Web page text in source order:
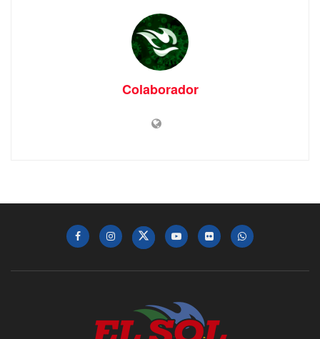
Colaborador